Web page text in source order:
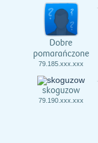
Dobre
pomarańczone
79.185.xxx.xxx
skoguzow
79.190.xxx.xxx